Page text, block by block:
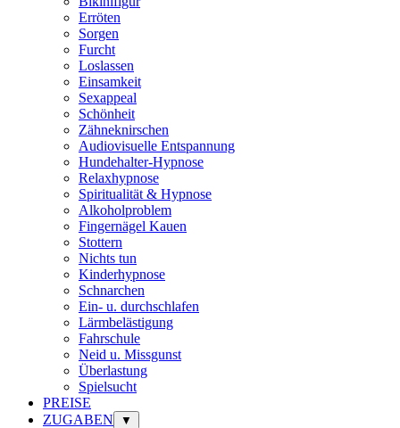
Erröten
Sorgen
Furcht
Loslassen
Einsamkeit
Sexappeal
Schönheit
Zähneknirschen
Audiovisuelle Entspannung
Hundehalter-Hypnose
Relaxhypnose
Spiritualität & Hypnose
Alkoholproblem
Fingernägel Kauen
Stottern
Nichts tun
Kinderhypnose
Schnarchen
Ein- u. durchschlafen
Lärmbelästigung
Fahrschule
Neid u. Missgunst
Überlastung
Spielsucht
PREISE
ZUGABEN
▼